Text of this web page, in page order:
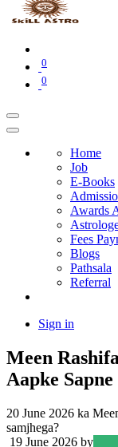
0
0
Home
Job
E-Books
Awards
Fees
Blogs
Pathsala
Referral
Sign in
Meen
Aapke
20 June 2026 ka
samjhega?
19 June 2026 by